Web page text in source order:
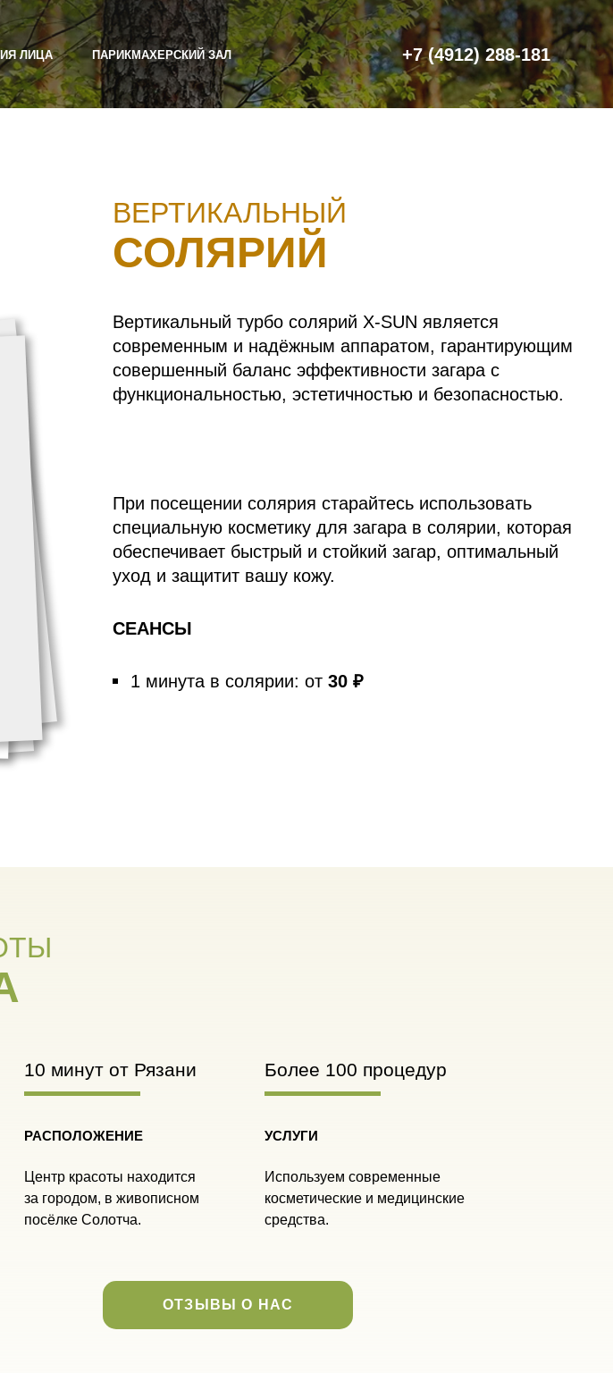
ЛИЦА ПАРИКМАХЕРСКИЙ ЗАЛ +7 (4912) 288-181
ВЕРТИКАЛЬНЫЙ
СОЛЯРИЙ
Вертикальный турбо солярий Х-SUN является
современным и надёжным аппаратом, гарантирующим
совершенный баланс эффективности загара с
функциональностью, эстетичностью и безопасностью.
При посещении солярия старайтесь использовать
специальную косметику для загара в солярии, которая
обеспечивает быстрый и стойкий загар, оптимальный
уход и защитит вашу кожу.
СЕАНСЫ
1 минута в солярии: от 30 ₽
10 минут от Рязани
РАСПОЛОЖЕНИЕ
Центр красоты находится
за городом, в живописном
посёлке Солотча.
Более 100 процедур
УСЛУГИ
Используем современные
косметические и медицинские
средства.
ОТЗЫВЫ О НАС